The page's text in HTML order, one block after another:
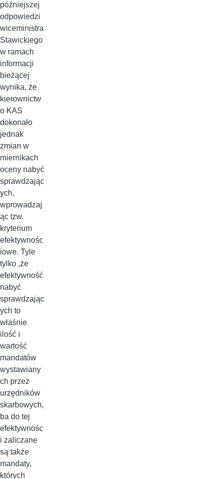
późniejszej
odpowiedzi
wiceministra
Stawickiego
w ramach
informacji
bieżącej
wynika, że
kierownictw
o KAS
dokonało
jednak
zmian w
miernikach
oceny nabyć
sprawdzając
ych,
wprowadzaj
ąc tzw.
kryterium
efektywnośc
iowe. Tyle
tylko ,że
efektywność
nabyć
sprawdzając
ych to
właśnie
ilość i
wartość
mandatów
wystawiany
ch przez
urzędników
skarbowych,
ba do tej
efektywnośc
i zaliczane
są także
mandaty,
których